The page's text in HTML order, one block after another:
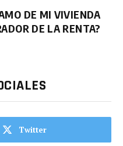
DE MI VIVIENDA
DE LA RENTA?
Twitter